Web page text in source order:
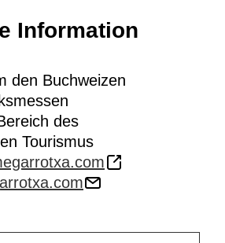
Information
den Buchweizen
des
Tourismus